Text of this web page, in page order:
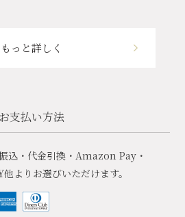
もっと詳しく
お支払い方法
込・代金引換・Amazon Pay・
よりお選びいただけます。